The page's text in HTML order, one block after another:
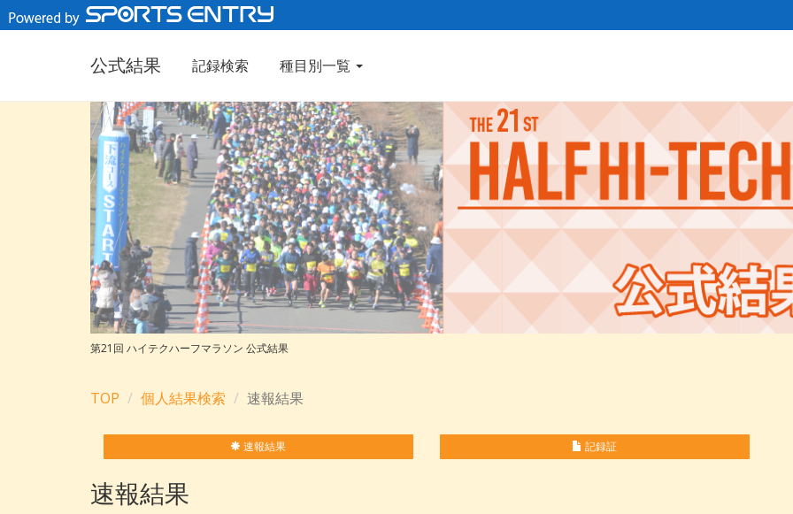
公式結果 記録検索 種目別一覧
第21回 ハイテクハーフマラソン 公式結果
TOP 個人結果検索 速報結果
速報結果 記録証
速報結果